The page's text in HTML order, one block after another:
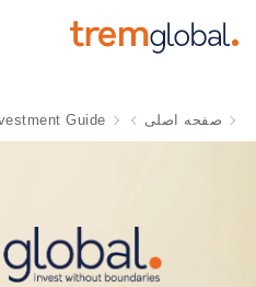
صفحه اصلی Guide